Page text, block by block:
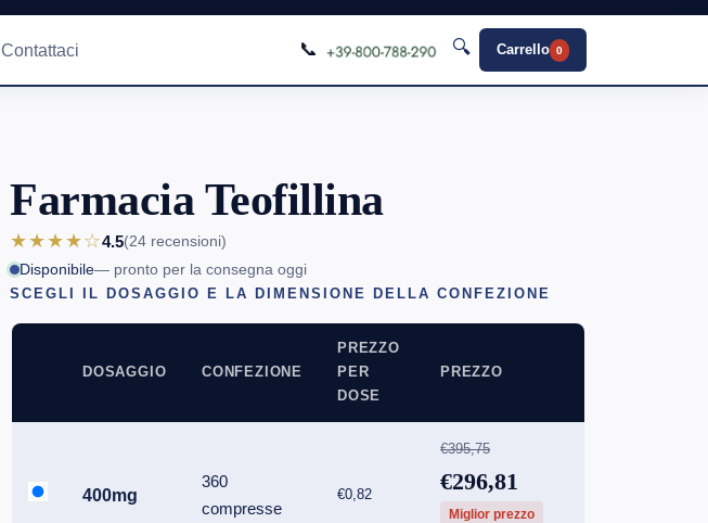
Contattaci 📞 🔍 Carrello 0
Farmacia Teofillina
★★★★☆4.5(24 recensioni)
Disponibile— pronto per la consegna oggi
SCEGLI IL DOSAGGIO E LA DIMENSIONE DELLA CONFEZIONE
DOSAGGIO CONFEZIONE
PREZZO
PER
DOSE
PREZZO
400mg
360
compresse
€0,82
€395,75
€296,81
Miglior prezzo